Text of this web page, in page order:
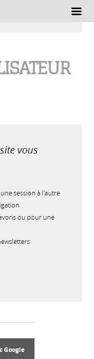
vous
session à l'autre
ou pour une
Google